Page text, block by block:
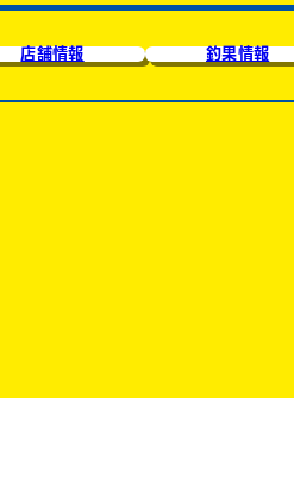
店舗情報 釣果情報